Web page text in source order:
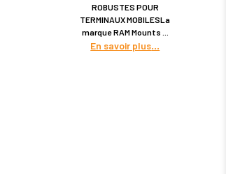
ROBUSTES POUR
TERMINAUX MOBILESLa
marque RAM Mounts
En savoir plus